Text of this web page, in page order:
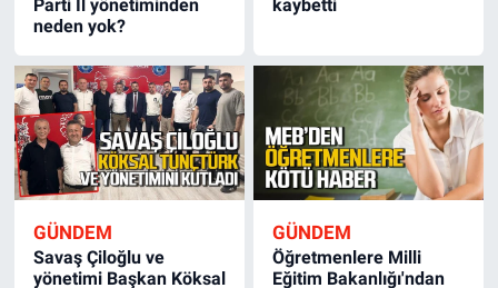
Parti İl yönetiminden
neden yok?
kaybetti
GÜNDEM
Savaş Çiloğlu ve
yönetimi Başkan Köksal
GÜNDEM
Öğretmenlere Milli
Eğitim Bakanlığı'ndan